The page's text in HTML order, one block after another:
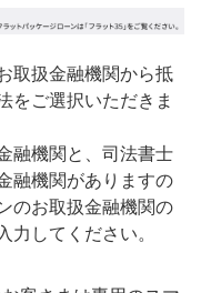
取扱金融機関から抵
をご選択いただきま
融機関と、司法書士
融機関がありますの
のお取扱金融機関の
力してください。